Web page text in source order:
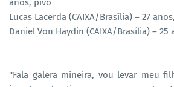
anos, pivô
Lucas Lacerda (CAIXA/Brasília) – 27
Daniel Von Haydin (CAIXA/Brasília) – 25
''Fala galera mineira, vou levar meu